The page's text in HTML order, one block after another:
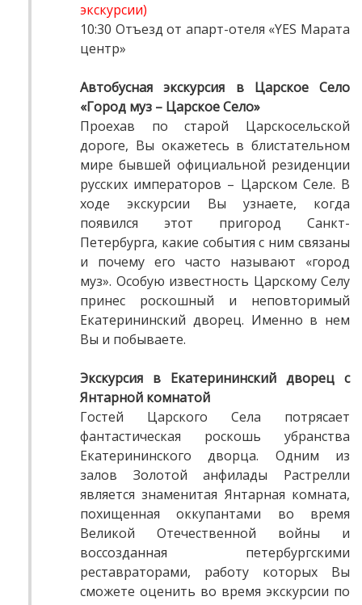
экскурсии)
10:30 Отъезд от апарт-отеля «YES Марата
центр»
Автобусная экскурсия в Царское Село
«Город муз – Царское Село»
Проехав по старой Царскосельской
дороге, Вы окажетесь в блистательном
мире бывшей официальной резиденции
русских императоров – Царском Селе. В
ходе экскурсии Вы узнаете, когда
появился этот пригород Санкт-
Петербурга, какие события с ним связаны
и почему его часто называют «город
муз». Особую известность Царскому Селу
принес роскошный и неповторимый
Екатерининский дворец. Именно в нем
Вы и побываете.
Экскурсия в Екатерининский дворец с
Янтарной комнатой
Гостей Царского Села потрясает
фантастическая роскошь убранства
Екатерининского дворца. Одним из
залов Золотой анфилады Растрелли
является знаменитая Янтарная комната,
похищенная оккупантами во время
Великой Отечественной войны и
воссозданная петербургскими
реставраторами, работу которых Вы
сможете оценить во время экскурсии по